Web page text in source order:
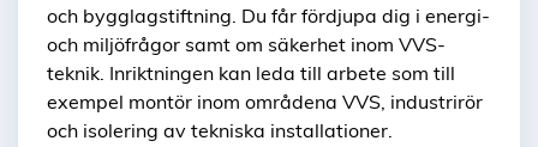
och bygglagstiftning. Du får fördjupa dig i energi-
och miljöfrågor samt om säkerhet inom VVS-
teknik. Inriktningen kan leda till arbete som till
exempel montör inom områdena VVS, industrirör
och isolering av tekniska installationer.